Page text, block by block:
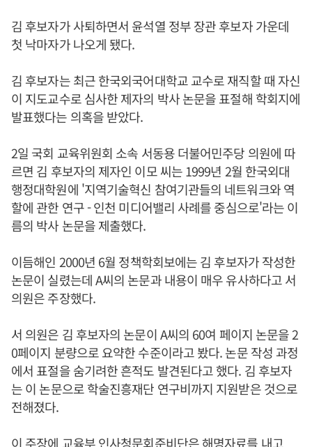
김 후보자가 사퇴하면서 윤석열 정부 장관 후보자 가운데
첫 낙마자가 나오게 됐다.
김 후보자는 최근 한국외국어대학교 교수로 재직할 때 자신
이 지도교수로 심사한 제자의 박사 논문을 표절해 학회지에
발표했다는 의혹을 받았다.
2일 국회 교육위원회 소속 서동용 더불어민주당 의원에 따
르면 김 후보자의 제자인 이모 씨는 1999년 2월 한국외대
행정대학원에 '지역기술혁신 참여기관들의 네트워크와 역
할에 관한 연구 - 인천 미디어밸리 사례를 중심으로'라는 이
름의 박사 논문을 제출했다.
이듬해인 2000년 6월 정책학회보에는 김 후보자가 작성한
논문이 실렸는데 A씨의 논문과 내용이 매우 유사하다고 서
의원은 주장했다.
서 의원은 김 후보자의 논문이 A씨의 60여 페이지 논문을 2
0페이지 분량으로 요약한 수준이라고 봤다. 논문 작성 과정
에서 표절을 숨기려한 흔적도 발견된다고 했다. 김 후보자
는 이 논문으로 학술진흥재단 연구비까지 지원받은 것으로
전해졌다.
이 주장에 교육부 인사청문회준비단은 해명자료를 내고